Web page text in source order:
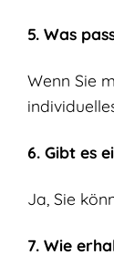
5. Was
Wenn Sie
6. Gibt es
Ja, Sie
7. Wie